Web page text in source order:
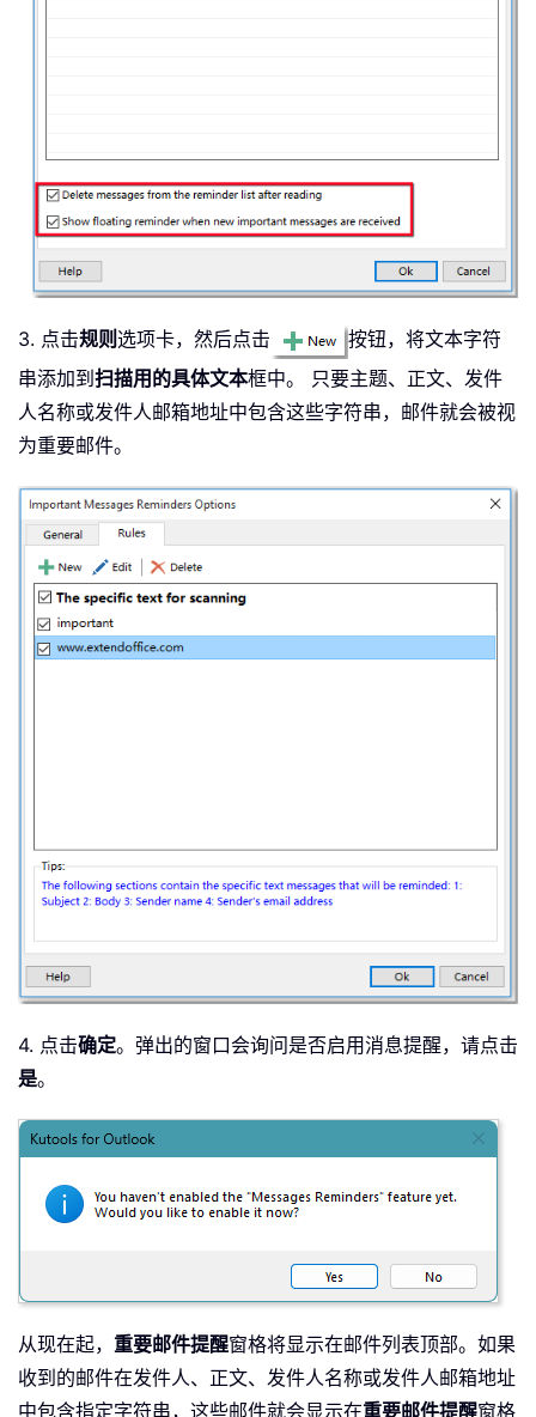
3. 点击规则选项卡，然后点击
按钮，将文本字符
串添加到扫描用的具体文本框中。
只要主题、正文、发件
人名称或发件人邮箱地址中包含这些字符串，邮件就会被视
为重要邮件。
4. 点击确定。弹出的窗口会询问是否启用消息提醒，请点击
是。
从现在起， 重要邮件提醒窗格将显示在邮件列表顶部。如果
收到的邮件在发件人、正文、发件人名称或发件人邮箱地址
中包含指定字符串，这些邮件就会显示在重要邮件提醒窗格